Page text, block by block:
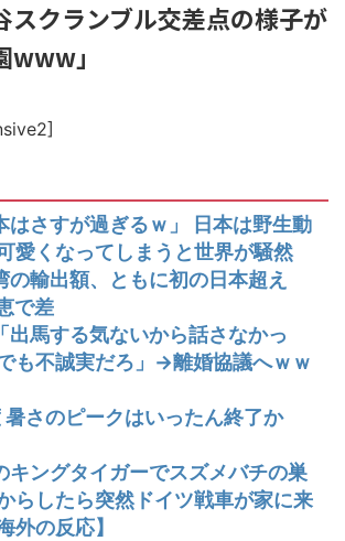
はいったん終了かも [8/8]
散歩中の暑さに耐えられなかった結果」
スクランブル交差点の様子が
www」
はさすが過ぎるｗ」 日本は野生動
愛くなってしまうと世界が騒然
の輸出額、ともに初の日本超え
で差
出馬する気ないから話さなかっ
も不誠実だろ」→離婚協議へｗｗ
さのピークはいったん終了か
キングタイガーでスズメバチの巣
らしたら突然ドイツ戦車が家に来
外の反応】